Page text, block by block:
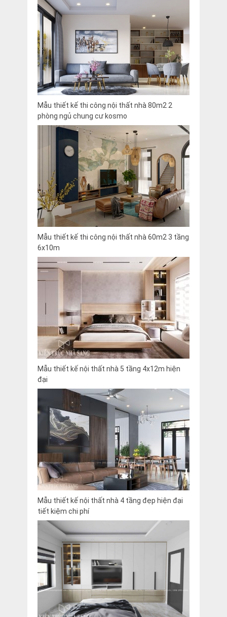
Mẫu thiết kế thi công nội thất nhà 80m2 2
phòng ngủ chung cư kosmo
Mẫu thiết kế thi công nội thất nhà 60m2 3 tầng
6x10m
Mẫu thiết kế nội thất nhà 5 tầng 4x12m hiện
đại
Mẫu thiết kế nội thất nhà 4 tầng đẹp hiện đại
tiết kiệm chi phí